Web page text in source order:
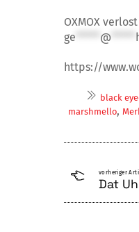
OXMOX
ge ***** @ *****
https://
black
marshmello,
vorheriger
Dat